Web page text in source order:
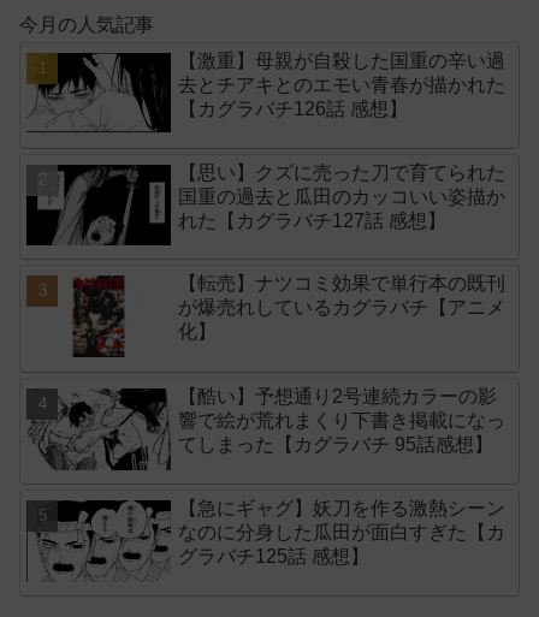
今月の人気記事
【激重】母親が自殺した国重の辛い過
去とチアキとのエモい青春が描かれた
【カグラバチ126話 感想】
【思い】クズに売った刀で育てられた
国重の過去と瓜田のカッコいい姿描か
れた【カグラバチ127話 感想】
【転売】ナツコミ効果で単行本の既刊
が爆売れしているカグラバチ【アニメ
化】
【酷い】予想通り2号連続カラーの影
響で絵が荒れまくり下書き掲載になっ
てしまった【カグラバチ 95話感想】
【急にギャグ】妖刀を作る激熱シーン
なのに分身した瓜田が面白すぎた【カ
グラバチ125話 感想】